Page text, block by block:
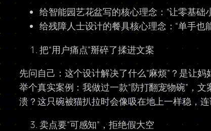
给智能园艺花盆写的核心理念：“让零基
给残障人士设计的餐具核心理念：“单手
把“用户痛点”掰碎了揉进文案
先问自己：这个设计解决了什么“麻烦”？是让
举个真实案例：我做过一款“防打翻宠物碗”，
溃？这只碗被猫扒拉时会像吸在地上一样稳，
卖点要“可感知”，拒绝假大空